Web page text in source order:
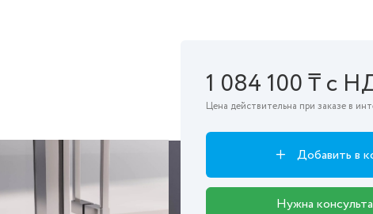
1 084 100 ₸ с
Цена действительна при заказе в
Добавить в
Нужна